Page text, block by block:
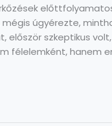
úgyérezte,
először szkeptikus
félelemként, hanem